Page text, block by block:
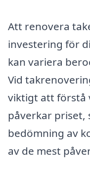
Att renovera
investering för
kan variera
Vid
viktigt att förstå
påverkar priset,
bedömning av
av de mest